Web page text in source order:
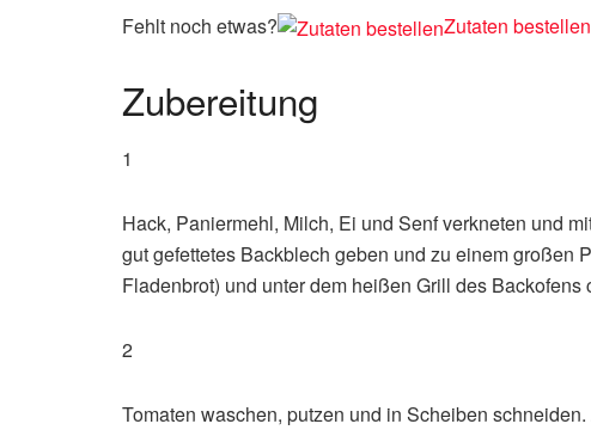
Fehlt noch etwas? Zutaten bestellen
Zubereitung
1
Hack, Paniermehl, Milch, Ei und Senf verkneten und
gut gefettetes Backblech geben und zu einem großen
Fladenbrot) und unter dem heißen Grill des
2
Tomaten waschen, putzen und in Scheiben